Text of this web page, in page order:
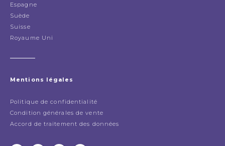
Espagne
Suède
Suisse
Royaume Uni
Mentions légales
Politique de confidentialité
Condition générales de vente
Accord de traitement des données